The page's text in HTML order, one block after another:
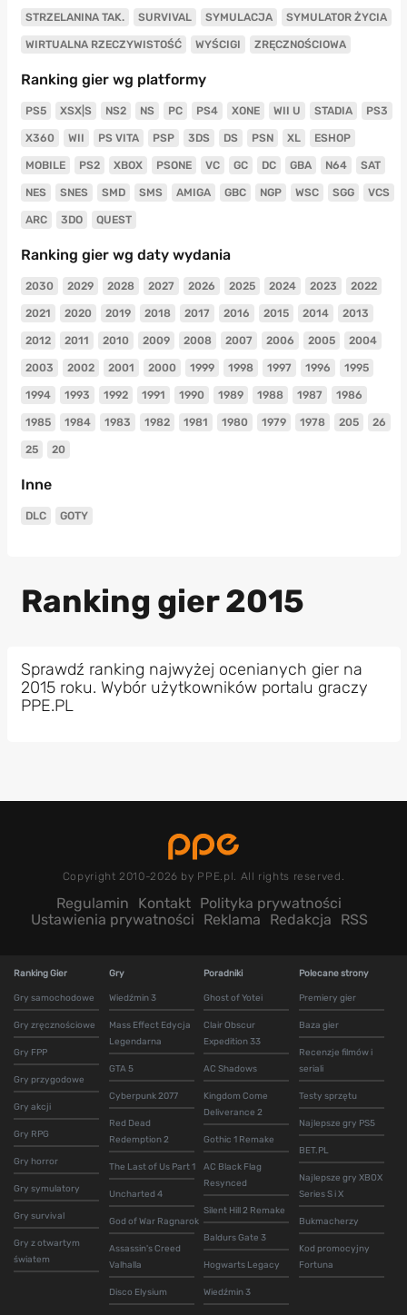
STRZELANINA TAK. SURVIVAL SYMULACJA SYMULATOR ŻYCIA
WIRTUALNA RZECZYWISTOŚĆ WYŚCIGI ZRĘCZNOŚCIOWA
Ranking gier wg platformy
PS5 XSX|S NS2 NS PC PS4 XONE WII U STADIA PS3
X360 WII PS VITA PSP 3DS DS PSN XL ESHOP
MOBILE PS2 XBOX PSONE VC GC DC GBA N64 SAT
NES SNES SMD SMS AMIGA GBC NGP WSC SGG VCS
ARC 3DO QUEST
Ranking gier wg daty wydania
2030 2029 2028 2027 2026 2025 2024 2023 2022
2021 2020 2019 2018 2017 2016 2015 2014 2013
2012 2011 2010 2009 2008 2007 2006 2005 2004
2003 2002 2001 2000 1999 1998 1997 1996 1995
1994 1993 1992 1991 1990 1989 1988 1987 1986
1985 1984 1983 1982 1981 1980 1979 1978 205 26
25 20
Inne
DLC GOTY
Ranking gier 2015
Sprawdź ranking najwyżej ocenianych gier na
2015 roku. Wybór użytkowników portalu graczy
PPE.PL
Copyright 2010-2026 by PPE.pl. All rights reserved.
Regulamin Kontakt Polityka prywatności
Ustawienia prywatności
Reklama Redakcja RSS
Ranking Gier
Gry samochodowe
Gry zręcznościowe
Gry FPP
Gry przygodowe
Gry akcji
Gry RPG
Gry horror
Gry symulatory
Gry survival
Gry z otwartym
światem
Gry
Wiedźmin 3
Mass Effect Edycja
Legendarna
GTA 5
Cyberpunk 2077
Red Dead
Redemption 2
The Last of Us Part 1
Uncharted 4
God of War Ragnarok
Assassin's Creed
Valhalla
Disco Elysium
Poradniki
Ghost of Yotei
Clair Obscur
Expedition 33
AC Shadows
Kingdom Come
Deliverance 2
Gothic 1 Remake
AC Black Flag
Resynced
Silent Hill 2 Remake
Baldurs Gate 3
Hogwarts Legacy
Wiedźmin 3
Polecane strony
Premiery gier
Baza gier
Recenzje filmów i
seriali
Testy sprzętu
Najlepsze gry PS5
BET.PL
Najlepsze gry XBOX
Series S i X
Bukmacherzy
Kod promocyjny
Fortuna